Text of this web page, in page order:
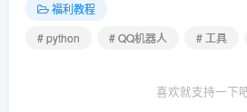
福利教程
# python
# QQ机器人 # 工具
喜欢就支持一下